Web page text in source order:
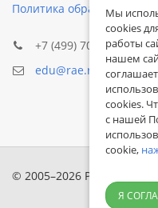
Политика обработки
+7 (499) 705-72-30
edu@rae.ru
© 2005–2026 Российская
Мы
cookies
работы
нашем
cookies.
с нашей
cookie,
Я